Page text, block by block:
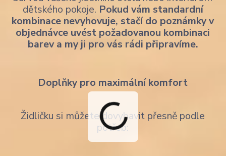
dětského pokoje. Pokud vám standardní
kombinace nevyhovuje, stačí do poznámky v
objednávce uvést požadovanou kombinaci
barev a my ji pro vás rádi připravíme.
Doplňky pro maximální komfort
Židličku si můžete dovybavit přesně podle
potřeb: